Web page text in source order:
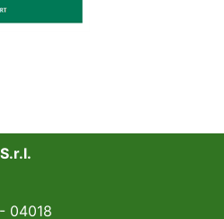
04018